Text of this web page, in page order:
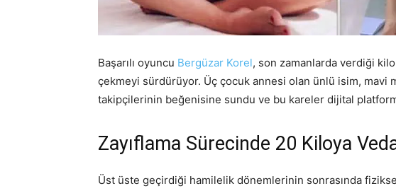
Başarılı oyuncu Bergüzar Korel, son zamanlarda verdiği
çekmeyi sürdürüyor. Üç çocuk annesi olan ünlü isim, mavi
takipçilerinin beğenisine sundu ve bu kareler dijital
Zayıflama Sürecinde 20 Kiloya
Üst üste geçirdiği hamilelik dönemlerinin sonrasında